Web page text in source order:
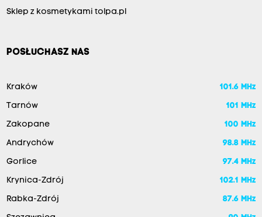
Sklep z kosmetykami tolpa.pl
POSŁUCHASZ NAS
Kraków 101.6 MHz
Tarnów 101 MHz
Zakopane 100 MHz
Andrychów 98.8 MHz
Gorlice 97.4 MHz
Krynica-Zdrój 102.1 MHz
Rabka-Zdrój 87.6 MHz